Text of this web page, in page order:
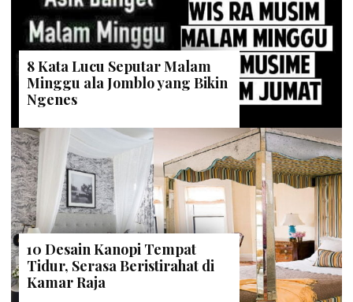
8 Kata Lucu Seputar Malam
Minggu ala Jomblo yang Bikin
Ngenes
10 Desain Kanopi Tempat
Tidur, Serasa Beristirahat di
Kamar Raja